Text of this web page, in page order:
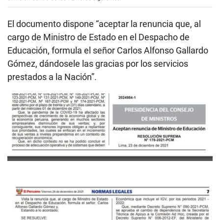
f
2
m
i
n
t
e
s
s
El documento dispone “aceptar la renuncia que, al
cargo de Ministro de Estado en el Despacho de
Educación, formula el señor Carlos Alfonso Gallardo
Gómez, dándosele las gracias por los servicios
prestados a la Nación”.